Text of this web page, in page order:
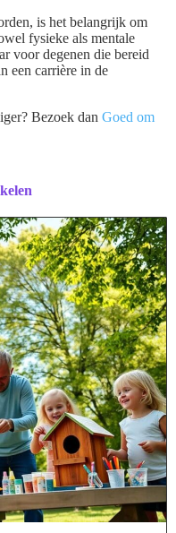
is het belangrijk om
fysieke als mentale
voor degenen die bereid
een carrière in de
Bezoek dan Goed om